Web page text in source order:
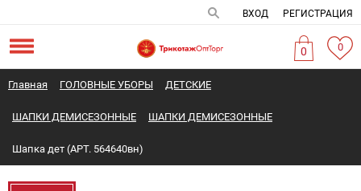
ВХОД РЕГИСТРАЦИЯ
0 0
Главная ГОЛОВНЫЕ УБОРЫ ДЕТСКИЕ
ШАПКИ ДЕМИСЕЗОННЫЕ ШАПКИ ДЕМИСЕЗОННЫЕ
Шапка дет (АРТ. 564640вн)